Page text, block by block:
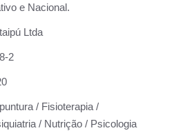
e Nacional.
Ltda
2
/ Fisioterapia /
/ Nutrição / Psicologia